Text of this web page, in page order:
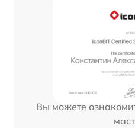
Вы можете